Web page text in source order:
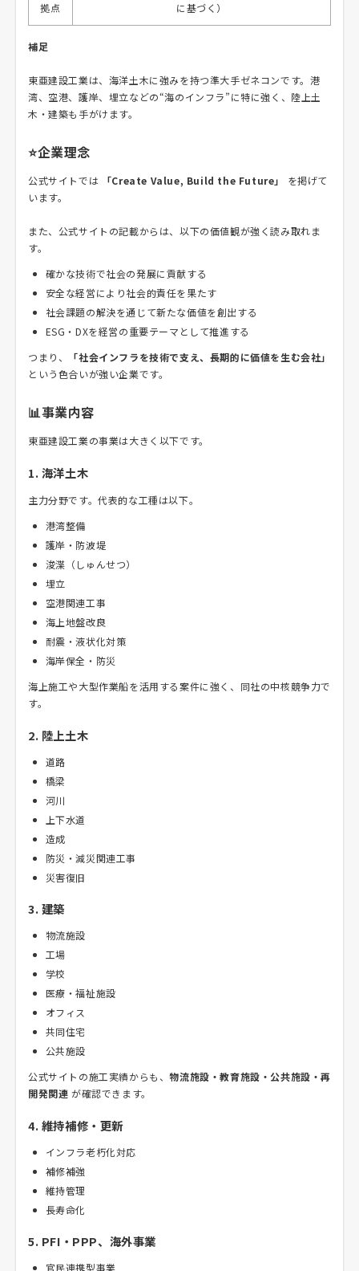
拠点
に基づく）
補足
東亜建設工業は、海洋土木に強みを持つ準大手ゼネコンです。港
湾、空港、護岸、埋立などの“海のインフラ”に特に強く、陸上土
木・建築も手がけます。
⭐企業理念
公式サイトでは 「Create Value, Build the Future」
を掲げて
います。
また、公式サイトの記載からは、以下の価値観が強く読み取れま
す。
確かな技術で社会の発展に貢献する
安全な経営により社会的責任を果たす
社会課題の解決を通じて新たな価値を創出する
ESG・DXを経営の重要テーマとして推進する
つまり、
「社会インフラを技術で支え、長期的に価値を生む会社」
という色合いが強い企業です。
📊事業内容
東亜建設工業の事業は大きく以下です。
1. 海洋土木
主力分野です。代表的な工種は以下。
港湾整備
護岸・防波堤
浚渫（しゅんせつ）
埋立
空港関連工事
海上地盤改良
耐震・液状化対策
海岸保全・防災
海上施工や大型作業船を活用する案件に強く、同社の中核競争力で
す。
2. 陸上土木
道路
橋梁
河川
上下水道
造成
防災・減災関連工事
災害復旧
3. 建築
物流施設
工場
学校
医療・福祉施設
オフィス
共同住宅
公共施設
公式サイトの施工実績からも、物流施設・教育施設・公共施設・再
開発関連 が確認できます。
4. 維持補修・更新
インフラ老朽化対応
補修補強
維持管理
長寿命化
5. PFI・PPP、海外事業
官民連携型事業